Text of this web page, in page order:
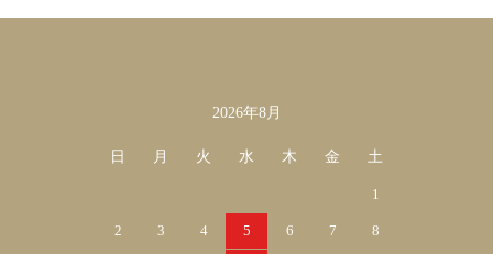
2026年8月
日 月 火 水 木 金 土
1
2 3 4 5 6 7 8